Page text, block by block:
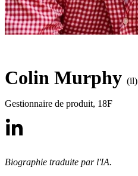
Colin Murphy (il)
Gestionnaire de produit, 18F
Biographie traduite par l'IA.